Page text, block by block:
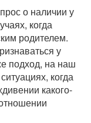
о наличии у
когда
родителем.
у
подход, на наш
когда
какого-